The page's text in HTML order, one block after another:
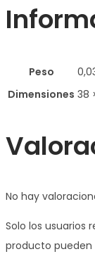
Peso
Dimensiones 38
No hay
Solo los usuarios
producto pueden